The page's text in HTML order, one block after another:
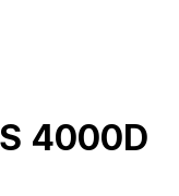
4000D